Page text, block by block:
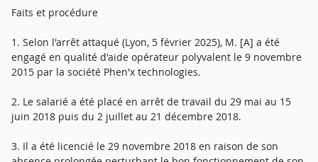
Faits et procédure
1. Selon l'arrêt attaqué (Lyon, 5 février 2025), M. [A] a été
engagé en qualité d'aide opérateur polyvalent le 9 novembre
2015 par la société Phen'x technologies.
2. Le salarié a été placé en arrêt de travail du 29 mai au 15
juin 2018 puis du 2 juillet au 21 décembre 2018.
3. Il a été licencié le 29 novembre 2018 en raison de son